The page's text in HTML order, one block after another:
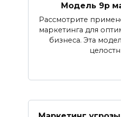
Модель 9p
Рассмотрите
маркетинга для
бизнеса. Эта